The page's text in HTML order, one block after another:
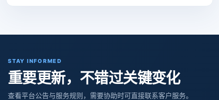
STAY INFORMED
重要更新，不错过关键变化
查看平台公告与服务规则，需要协助时可直接联系客户服务。